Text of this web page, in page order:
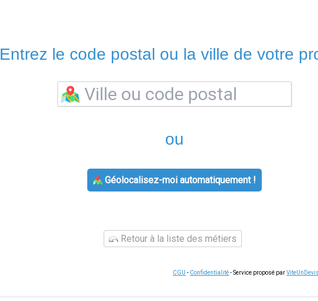
Entrez le code postal ou la ville de votre
ou
Géolocalisez-moi automatiquement !
Retour à la liste des métiers
CGU - Confidentialité- Service proposé par